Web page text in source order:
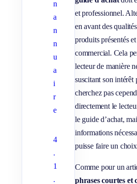
n
a
n
n
u
a
i
r
e
4
.
1
.
et professionnel.
en avant des
produits présentés
commercial. Cela
lecteur de manière
suscitant son
cherchez pas
directement le
le guide d’achat,
informations
puisse faire un
Comme pour un
phrases courtes et